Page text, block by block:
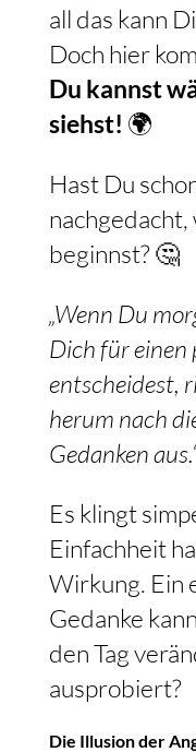
all das kann
Du kannst
siehst! 🌍
Hast Du
nachgedacht,
beginnst? 🤔
„Wenn Du
Dich für einen
entscheidest,
herum nach
Gedanken
Es klingt
Einfachheit
Wirkung. Ein
Gedanke
den Tag
ausprobiert?
Die Illusion der